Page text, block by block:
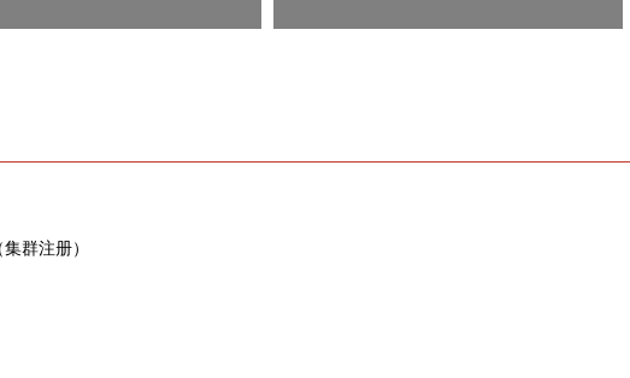
群注册）